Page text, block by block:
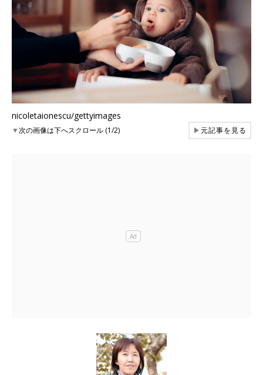
nicoletaionescu/gettyimages
▼次の画像は下へスクロール (1/2) ▶元記事を見る